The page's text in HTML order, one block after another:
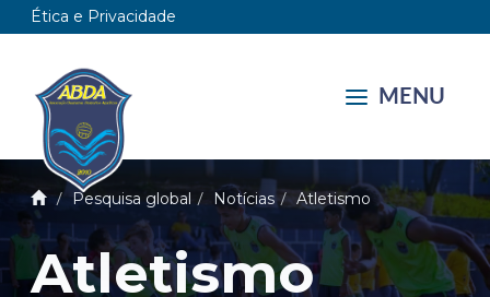
Ética e Privacidade
MENU
Pesquisa global Notícias Atletismo
Atletismo